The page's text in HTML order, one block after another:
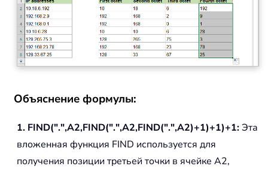
Объяснение формулы:
1. FIND(".",A2,FIND(".",A2,FIND(".",A2)+1)+1)+1:Эта
вложенная функция FIND используется для
получения позиции третьей точки в ячейке A2,